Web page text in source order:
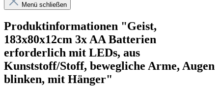
Menü schließen
Produktinformationen "Geist,
183x80x12cm 3x AA Batterien
erforderlich mit LEDs, aus
Kunststoff/Stoff, bewegliche Arme, Augen
blinken, mit Hänger"